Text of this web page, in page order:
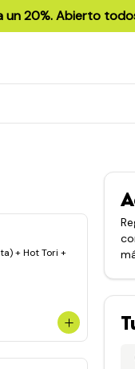
un 20%. Abierto
+ Hot Tori +